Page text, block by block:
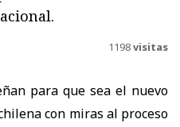
1198visitas
para que sea el nuevo
con miras al proceso